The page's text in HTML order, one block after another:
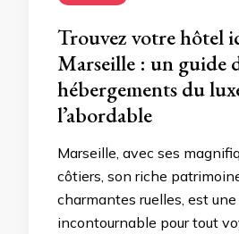
Trouvez votre hôtel
Marseille : un guide
hébergements du
l’abordable
Marseille, avec ses
côtiers, son riche
charmantes ruelles, est
incontournable pour tout